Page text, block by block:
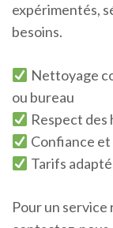
expérimentés,
besoins.
Nettoyage
ou bureau
Respect des
Confiance
Tarifs
Pour un service